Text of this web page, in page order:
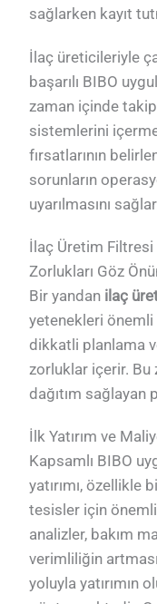
sağlarken kayıt
İlaç üreticileriyle
başarılı BIBO
zaman içinde
sistemlerini
fırsatlarının
sorunların
uyarılmasını
İlaç Üretim Filtresi
Zorlukları Göz
Bir yandan ilaç
yetenekleri önemli
dikkatli planlama
zorluklar içerir. Bu
dağıtım sağlayan
İlk Yatırım ve
Kapsamlı BIBO
yatırımı,
tesisler için
analizler, bakım
verimliliğin
yoluyla yatırımın